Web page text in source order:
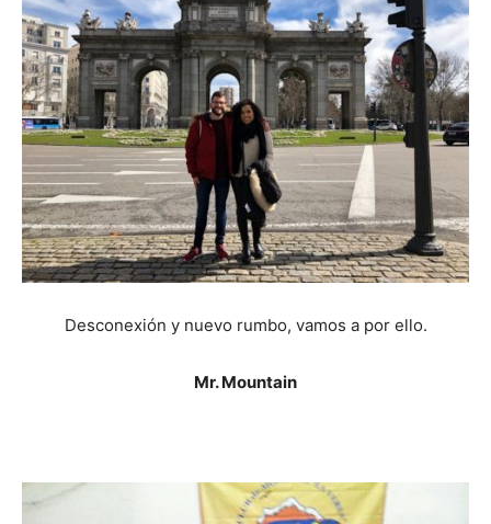
Desconexión y nuevo rumbo, vamos a por ello.
Mr. Mountain